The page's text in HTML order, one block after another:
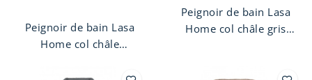
Peignoir de bain Lasa
Home col châle
Peignoir de bain Lasa
Home col châle gris